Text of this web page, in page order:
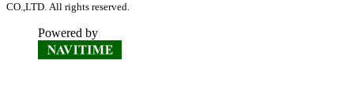
CO.,LTD. All rights reserved.
Powered by